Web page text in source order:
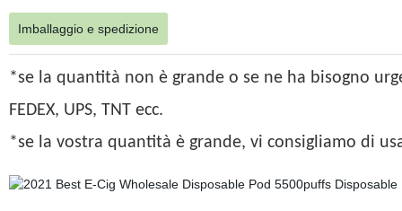
Imballaggio e spedizione
*se la quantità non è grande o se ne ha bisogno
FEDEX, UPS, TNT ecc.
*se la vostra quantità è grande, vi consigliamo di